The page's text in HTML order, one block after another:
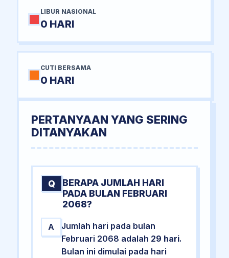
LIBUR NASIONAL
0 HARI
CUTI BERSAMA
0 HARI
PERTANYAAN YANG SERING
DITANYAKAN
Q
BERAPA JUMLAH HARI
PADA BULAN FEBRUARI
2068?
A
Jumlah hari pada bulan
Februari 2068 adalah 29 hari.
Bulan ini dimulai pada hari